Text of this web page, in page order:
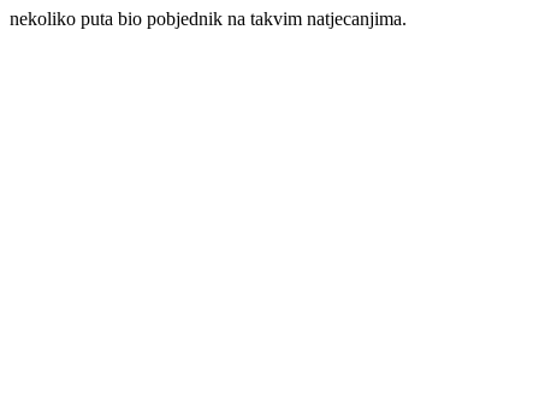
nekoliko puta bio pobjednik na takvim natjecanjima.